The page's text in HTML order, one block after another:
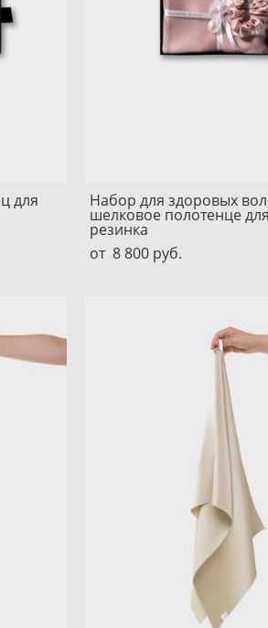
для Набор для здоровых
шелковое полотенце
резинка
от 8 800 pуб.